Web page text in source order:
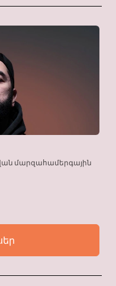
մարզահամերգային